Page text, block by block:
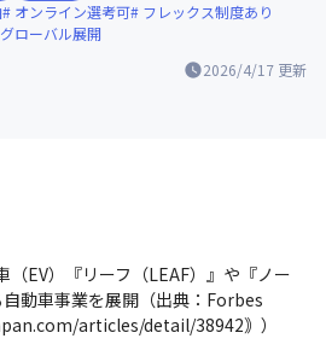
2026/4/17 更新
オンライン選考可
フレックス制度あり
グローバル展開
EV）『リーフ（LEAF）』や『ノー
動車事業を展開（出典：Forbes
articles/detail/38942｠）